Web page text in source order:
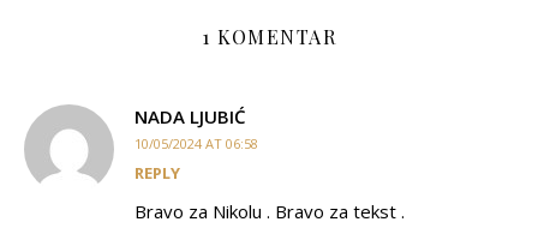
1 KOMENTAR
NADA LJUBIĆ
10/05/2024 AT 06:58
REPLY
Bravo za Nikolu . Bravo za tekst .